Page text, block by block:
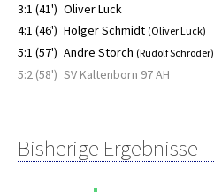
3:1 (41') Oliver Luck
4:1 (46') Holger Schmidt (Oliver Luck)
5:1 (57') Andre Storch (Rudolf Schröder)
5:2 (58') SV Kaltenborn 97 AH
Bisherige Ergebnisse